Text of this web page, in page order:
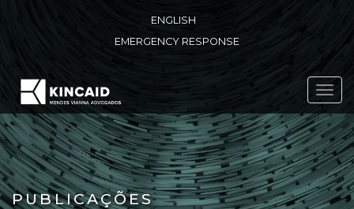
ENGLISH
EMERGENCY RESPONSE
PUBLICAÇÕES